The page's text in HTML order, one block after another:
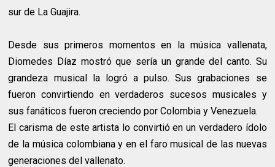
sur de La Guajira.
Desde sus primeros momentos en la música vallenata,
Diomedes Díaz mostró que sería un grande del canto. Su
grandeza musical la logró a pulso. Sus grabaciones se
fueron convirtiendo en verdaderos sucesos musicales y
sus fanáticos fueron creciendo por Colombia y Venezuela.
El carisma de este artista lo convirtió en un verdadero ídolo
de la música colombiana y en el faro musical de las nuevas
generaciones del vallenato.